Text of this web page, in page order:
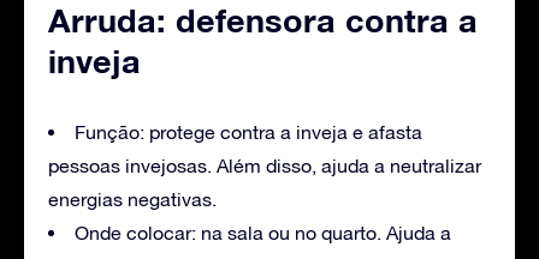
Arruda: defensora contra a
inveja
Função: protege contra a inveja e afasta
pessoas invejosas. Além disso, ajuda a neutralizar
energias negativas.
Onde colocar: na sala ou no quarto. Ajuda a